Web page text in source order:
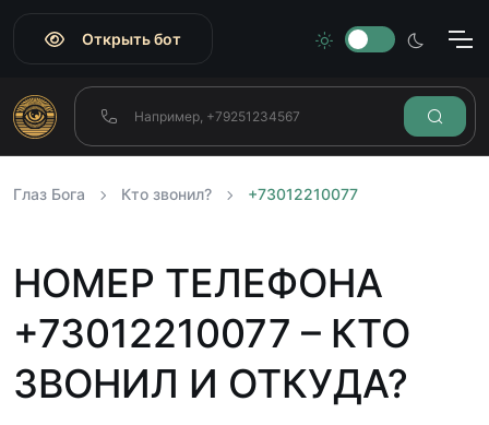
Открыть бот
Глаз Бога Кто звонил? +73012210077
НОМЕР ТЕЛЕФОНА
+73012210077 – КТО
ЗВОНИЛ И ОТКУДА?